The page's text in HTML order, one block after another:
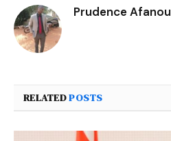
Prudence Afanou
RELATEDPOSTS